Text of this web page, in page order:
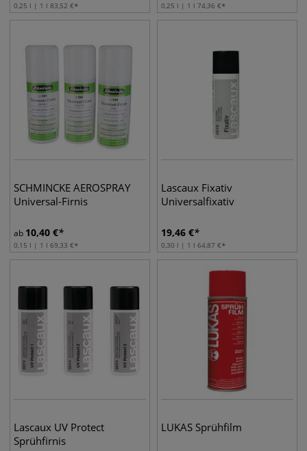
0,25 l | 1 l 83,52 € 0,25 l | 1 l 74,36 €
SCHMINCKE AEROSPRAY
Universal-Firnis
ab 10,40 €
0,15 l | 1 l 69,33 €
Lascaux Fixativ
Universalfixativ
19,46 €
0,30 l | 1 l 64,87 €
Lascaux UV Protect
Sprühfirnis
LUKAS Sprühfilm